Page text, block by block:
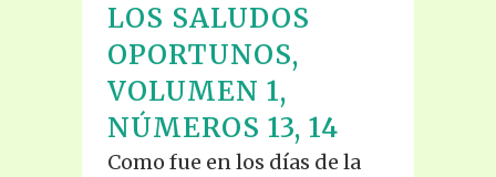
LOS SALUDOS
OPORTUNOS,
VOLUMEN 1,
NÚMEROS 13, 14
Como fue en los días de la